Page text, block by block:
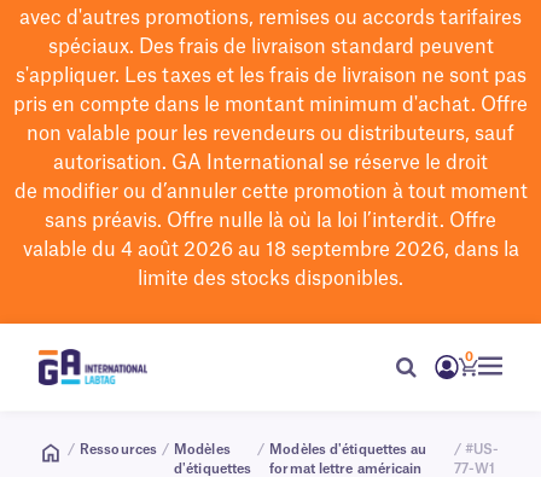
avec d'autres promotions, remises ou accords tarifaires
spéciaux. Des frais de livraison standard peuvent
s'appliquer. Les taxes et les frais de livraison ne sont pas
pris en compte dans le montant minimum d'achat. Offre
non valable pour les revendeurs ou distributeurs, sauf
autorisation. GA International se réserve le droit
de modifierou d’annuler cette promotion à tout moment
sans préavis. Offre nulle là où la loi l’interdit. Offre
valable du 4 août 2026 au 18 septembre 2026, dans la
limite des stocks disponibles.
0
/ Ressources / Modèles
d'étiquettes
/ Modèles d'étiquettes au
format lettre américain
/ #US-
77-W1